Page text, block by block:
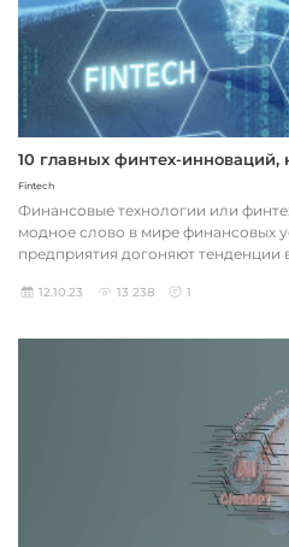
10 главных финтех-
Fintech
Финансовые технологии или
модное слово в мире финансовых
предприятия догоняют тенденции
12.10.23 13 238 1